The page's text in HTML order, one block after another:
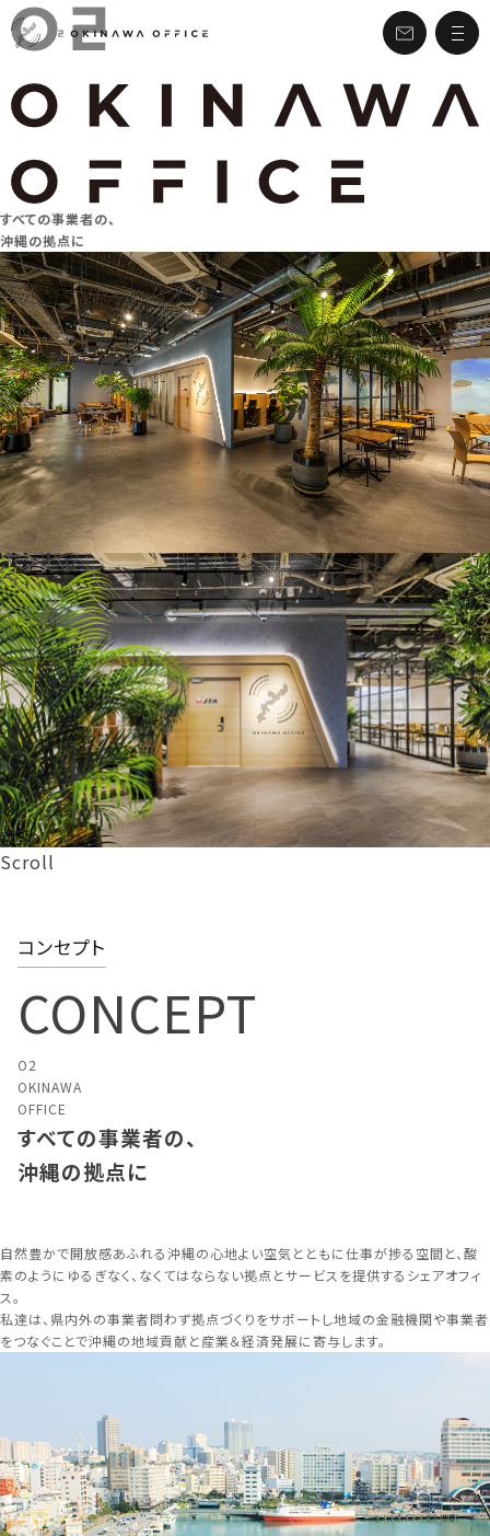
すべての事業者の、
沖縄の拠点に
Scroll
コンセプト
CONCEPT
O2
OKINAWA
OFFICE
すべての事業者の、
沖縄の拠点に
自然豊かで開放感あふれる沖縄の心地よい空気とともに仕事が捗る空間と、酸
素のようにゆるぎなく、なくてはならない拠点とサービスを提供するシェアオフィ
ス。
私達は、県内外の事業者問わず拠点づくりをサポートし地域の金融機関や事業者
をつなぐことで沖縄の地域貢献と産業＆経済発展に寄与します。